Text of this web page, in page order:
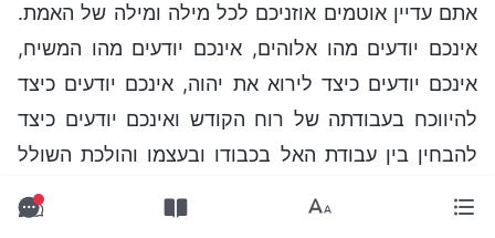
אתם עדיין אוטמים אוזניכם לכל מילה ומילה של האמת.
אינכם יודעים מהו אלוהים, אינכם יודעים מהו המשיח,
אינכם יודעים כיצד לירוא את יהוה, אינכם יודעים כיצד
להיווכח בעבודתה של רוח הקודש ואינכם יודעים כיצד
להבחין בין עבודת האל בכבודו ובעצמו והולכת השולל
של בני האדם. אתם יודעים רק לגנות כל דבר אמת
שאומר אלוהים שאינו עולה בקנה אחד עם מחשבותיכם.